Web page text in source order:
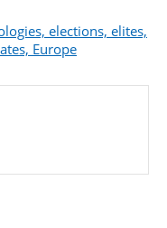
elections, elites,
Europe